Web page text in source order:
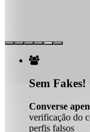

Sem Fakes!
Converse
verificação do
perfis falsos